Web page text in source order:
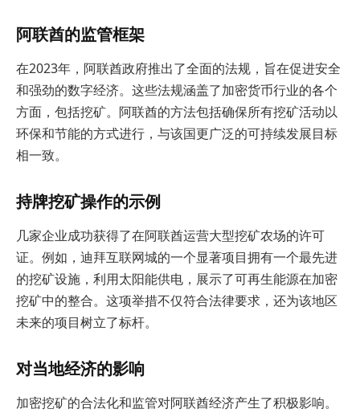
阿联酋的监管框架
在2023年，阿联酋政府推出了全面的法规，旨在促进安全
和强劲的数字经济。这些法规涵盖了加密货币行业的各个
方面，包括挖矿。阿联酋的方法包括确保所有挖矿活动以
环保和节能的方式进行，与该国更广泛的可持续发展目标
相一致。
持牌挖矿操作的示例
几家企业成功获得了在阿联酋运营大型挖矿农场的许可
证。例如，迪拜互联网城的一个显著项目拥有一个最先进
的挖矿设施，利用太阳能供电，展示了可再生能源在加密
挖矿中的整合。这项举措不仅符合法律要求，还为该地区
未来的项目树立了标杆。
对当地经济的影响
加密挖矿的合法化和监管对阿联酋经济产生了积极影响。